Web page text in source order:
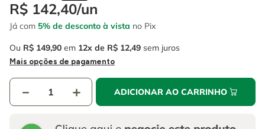
R$ 142,40/un
Já com 5% de desconto à vista no Pix
Ou R$ 149,90 em 12 R$ 12,49 sem juros
Mais opções de pagamento
＋
－ ADICIONAR AO CARRINHO
6 serra copo
7º luva
8º fio
alicate
º escada
º serra circular
º serra copo
fio